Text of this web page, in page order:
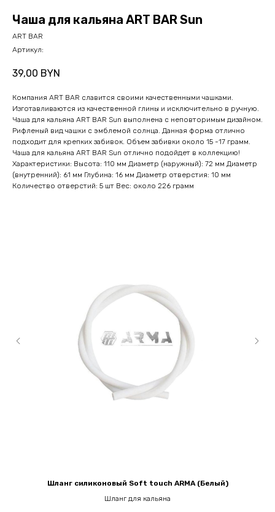
Чаша для кальяна ART BAR Sun
ART BAR
Артикул:
39,00 BYN
Компания ART BAR славится своими качественными чашками.
Изготавливаются из качественной глины и исключительно в ручную.
Чаша для кальяна ART BAR Sun выполнена с неповторимым дизайном.
Рифленый вид чашки с эмблемой солнца. Данная форма отлично
подходит для крепких забивок. Объем забивки около 15 -17 грамм.
Чаша для кальяна ART BAR Sun отлично подойдет в коллекцию!
Характеристики: Высота: 110 мм Диаметр (наружный): 72 мм Диаметр
(внутренний): 61 мм Глубина: 16 мм Диаметр отверстия: 10 мм
Количество отверстий: 5 шт Вес: около 226 грамм
Шланг силиконовый Soft touch ARMA (Белый)
Шланг для кальяна